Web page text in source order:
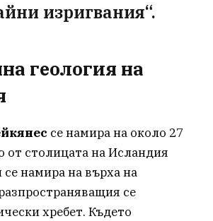
изригвания“.
геология на
се намира на около 27
от столицата на Исландия
се намира на върха на
се
хребет. Където